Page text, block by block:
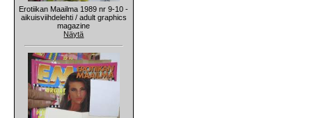
Erotiikan Maailma 1989 nr 9-10 -
aikuisviihdelehti / adult graphics
magazine
Näytä